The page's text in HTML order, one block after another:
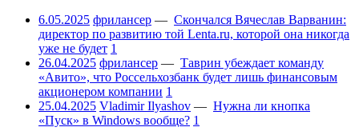
6.05.2025 фрилансер — Скончался Вячеслав Варванин:
директор по развитию той Lenta.ru, которой она никогда
уже не будет 1
26.04.2025 фрилансер — Таврин убеждает команду
«Авито», что Россельхозбанк будет лишь финансовым
акционером компании 1
25.04.2025 Vladimir Ilyashov — Нужна ли кнопка
«Пуск» в Windows вообще? 1